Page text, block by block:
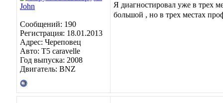
Сообщений: 190
Регистрация: 18.01.2013
Адрес: Череповец
Авто: Т5 caravelle
Год выпуска: 2008
Двигатель: BNZ
Я диагностировал уже в трех
большой , но в трех местах